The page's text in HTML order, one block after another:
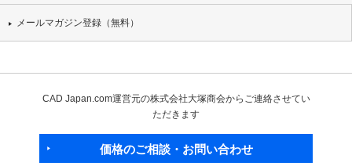
メールマガジン登録（無料）
CAD Japan.com運営元の株式会社大塚商会からご連絡させてい
ただきます
価格のご相談・お問い合わせ